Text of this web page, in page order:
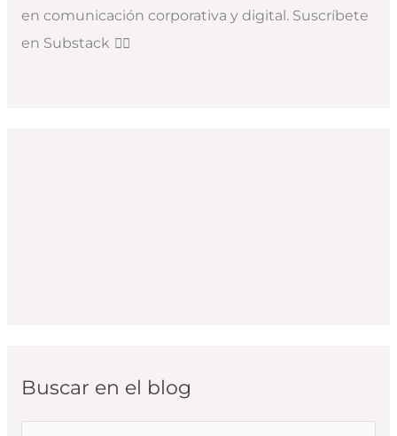
en comunicación corporativa y digital. Suscríbete
en Substack 👇🏻
Buscar en el blog